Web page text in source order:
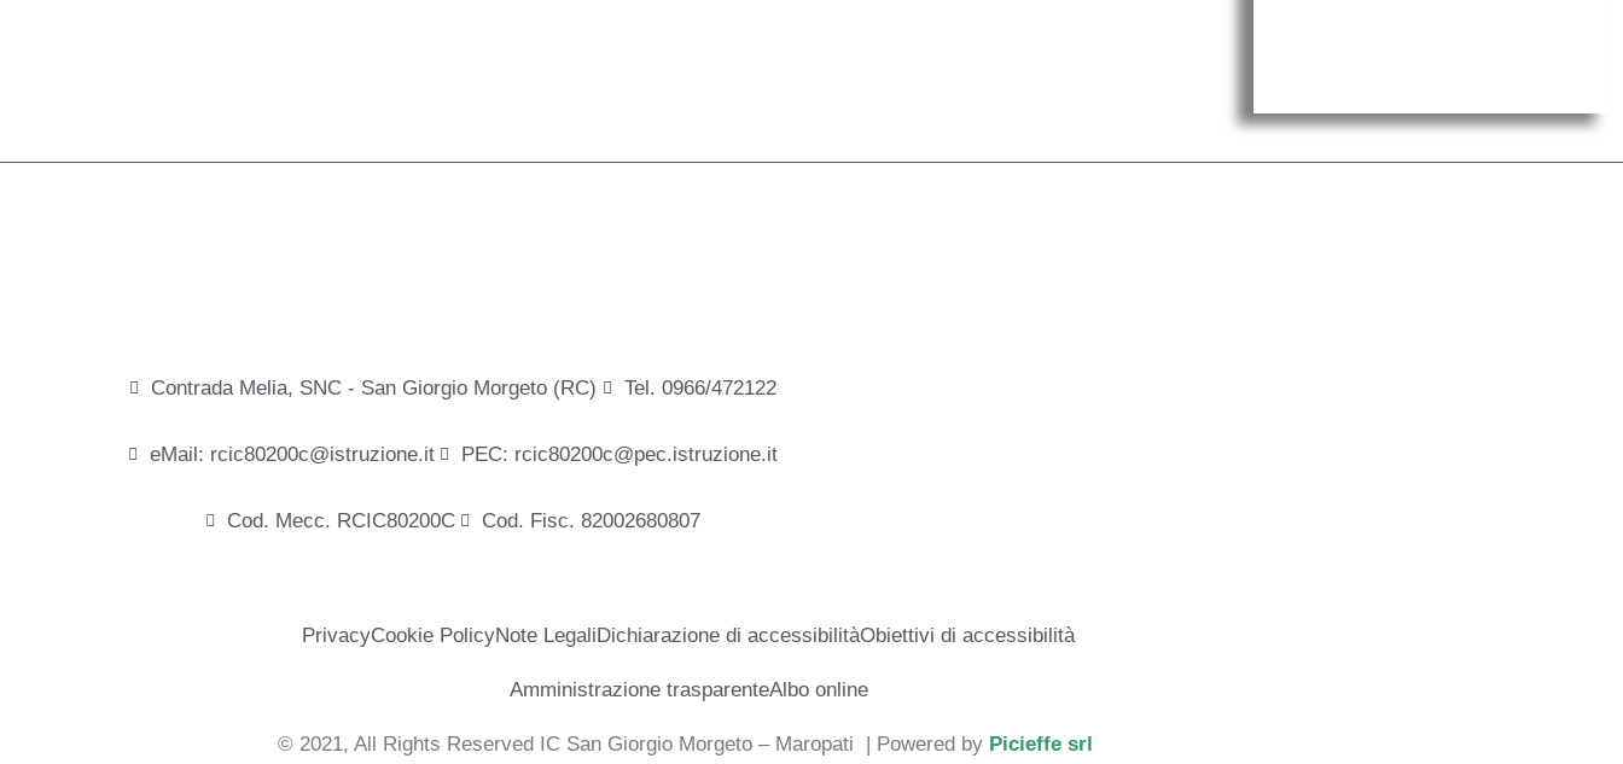
Contrada Melia, SNC - San Giorgio Morgeto (RC) Tel. 0966/472122
eMail: rcic80200c@istruzione.it PEC: rcic80200c@pec.istruzione.it
Cod. Mecc. RCIC80200C Cod. Fisc. 82002680807
PrivacyCookie PolicyNote LegaliDichiarazione di accessibilitàObiettivi di accessibilità
Amministrazione trasparenteAlbo online
© 2021, All Rights Reserved IC San Giorgio Morgeto – Maropati | Powered by Picieffe srl